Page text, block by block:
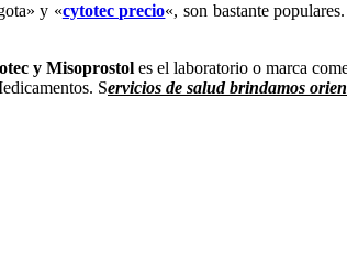
y «cytotec precio«, son bastante
y Misoprostol es el laboratorio o marca
Servicios de salud brindamos